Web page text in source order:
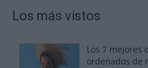
Los más vistos
Los 7 mejores
ordenados de